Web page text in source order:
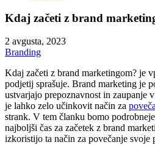
Kdaj začeti z brand
2 avgusta, 2023
Branding
Kdaj začeti z brand marketingom? je
podjetij sprašuje. Brand marketing je
ustvarjajo prepoznavnost in zaupanje
je lahko zelo učinkovit način za
strank. V tem članku bomo
najboljši čas za začetek z brand
izkoristijo ta način za povečanje svoje